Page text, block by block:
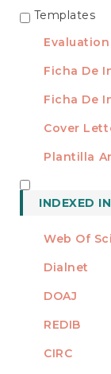
TEMPLATES
Templates
Ficha De
Ficha De
Cover
Plantilla
INDEXED IN
Web Of
Dialnet
DOAJ
REDIB
CIRC